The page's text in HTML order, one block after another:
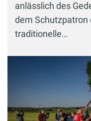
anlässlich des
dem Schutzpatron
traditionelle…